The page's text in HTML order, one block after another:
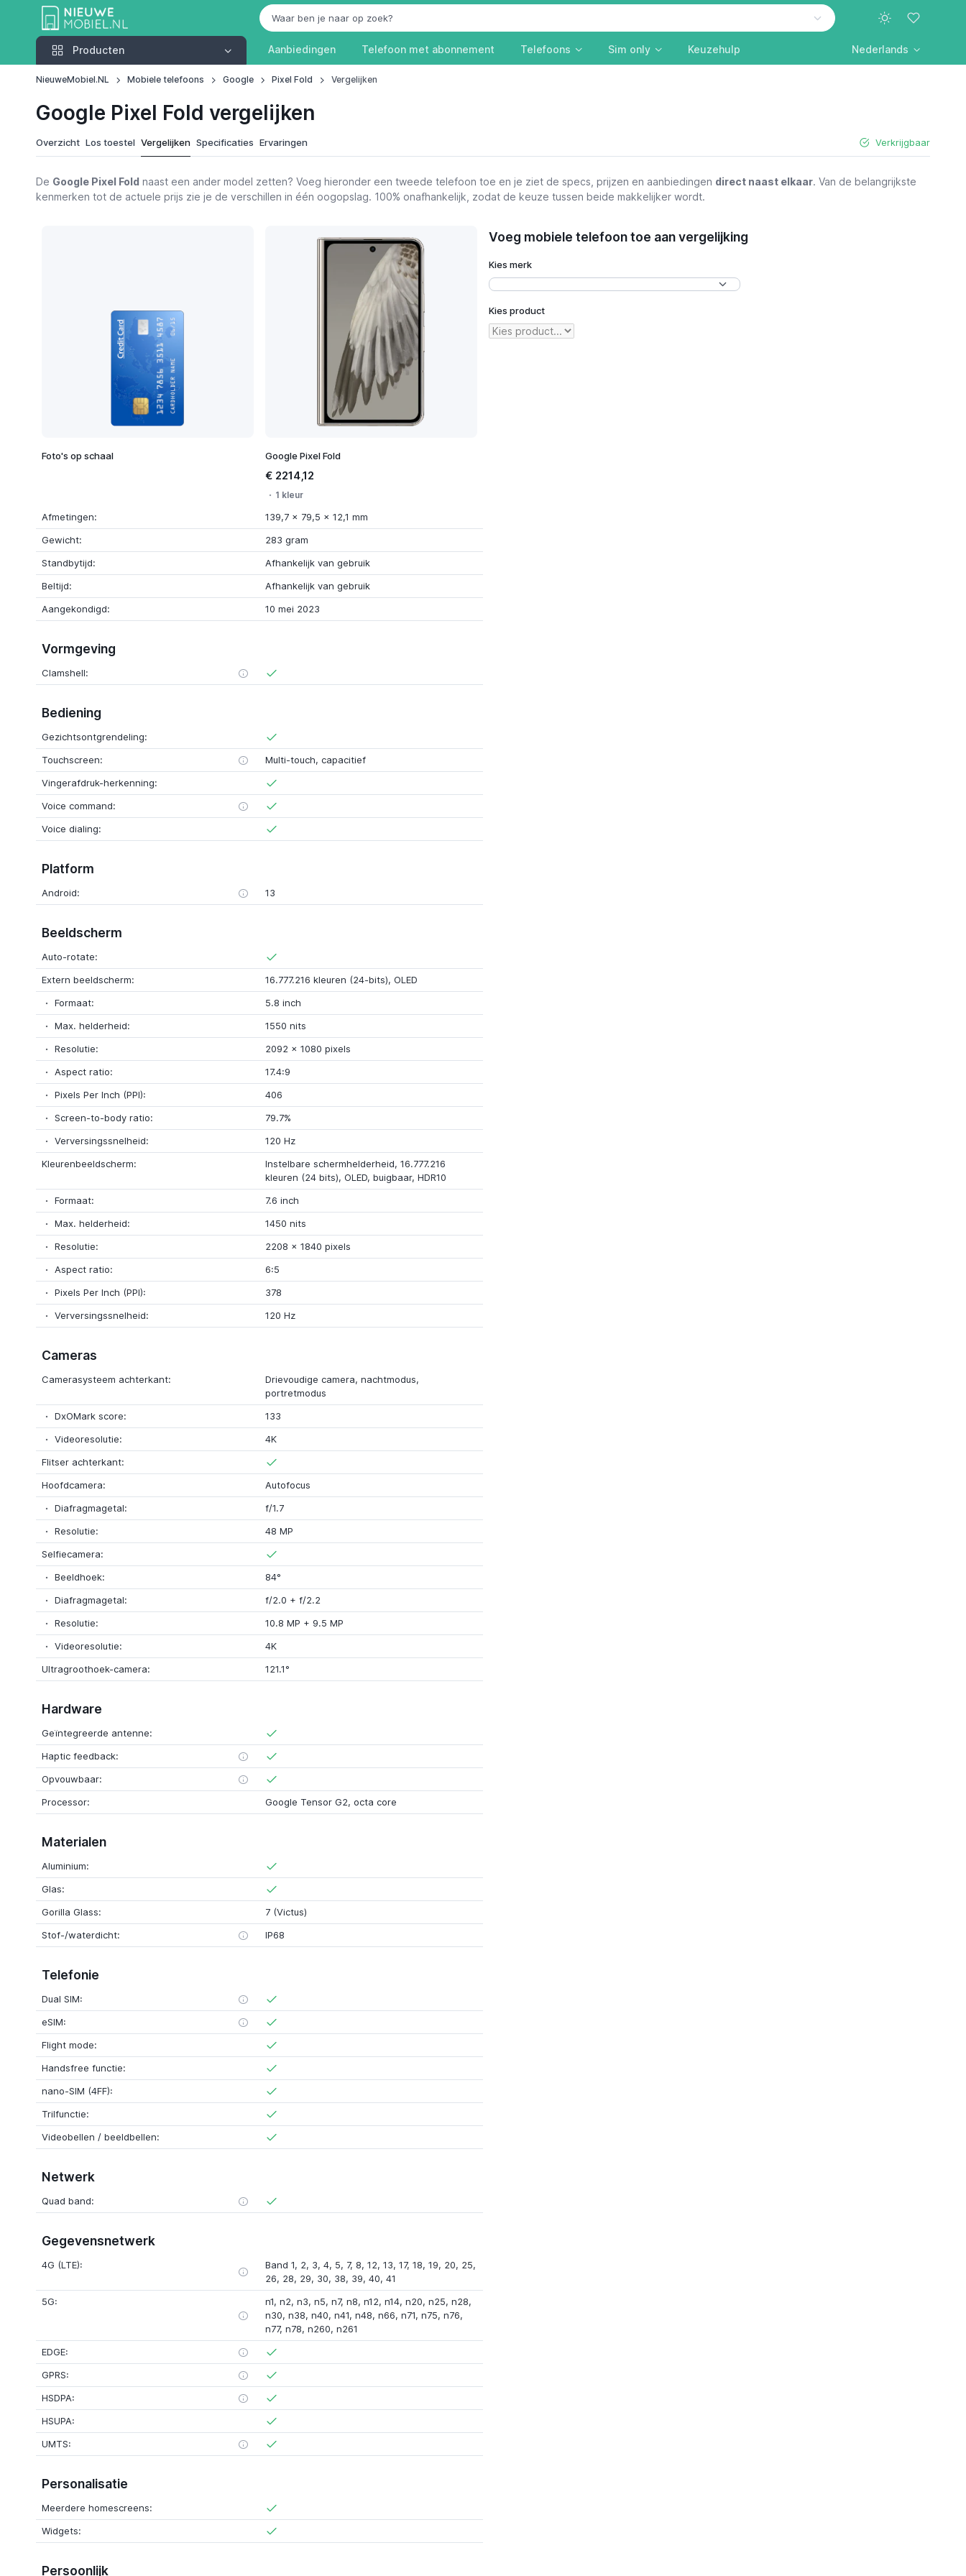
Producten
Producten Aanbiedingen Telefoon met abonnement Telefoons Sim only Keuzehulp Nederlands
NieuweMobiel.NL Mobiele telefoons Google Pixel Fold Vergelijken
Google Pixel Fold vergelijken
Overzicht Los toestel Vergelijken Specificaties Ervaringen Verkrijgbaar
Functies
Bekijk prijzen
De Google Pixel Fold naast een ander model zetten? Voeg hieronder een tweede telefoon toe en je ziet de specs, prijzen en aanbiedingen direct naast elkaar. Van de belangrijkste
kenmerken tot de actuele prijs zie je de verschillen in één oogopslag. 100% onafhankelijk, zodat de keuze tussen beide makkelijker wordt.
Foto's op schaal Google Pixel Fold
€ 2214,12
1 kleur
Voeg mobiele telefoon toe aan vergelijking
Kies merk
Kies product
Afmetingen:
139,7 x 79,5 x 12,1 mm
Gewicht:
283 gram
Standbytijd:
Afhankelijk van gebruik
Beltijd:
Afhankelijk van gebruik
Aangekondigd:
10 mei 2023
Vormgeving
Clamshell:
Bediening
Gezichtsontgrendeling:
Touchscreen:
Multi-touch, capacitief
Vingerafdruk-herkenning:
Voice command:
Voice dialing:
Platform
Android: 13
Beeldscherm
Auto-rotate:
Extern beeldscherm:
16.777.216 kleuren (24-bits), OLED
Formaat:
5.8 inch
Max. helderheid:
1550 nits
Resolutie:
2092 x 1080 pixels
Aspect ratio:
17.4:9
Pixels Per Inch (PPI):
406
Screen-to-body ratio:
79.7%
Verversingssnelheid:
120 Hz
Kleurenbeeldscherm:
Instelbare schermhelderheid, 16.777.216
kleuren (24 bits), OLED, buigbaar, HDR10
Formaat:
7.6 inch
Max. helderheid:
1450 nits
Resolutie:
2208 x 1840 pixels
Aspect ratio:
6:5
Pixels Per Inch (PPI):
378
Verversingssnelheid:
120 Hz
Cameras
Camerasysteem achterkant:
Drievoudige camera, nachtmodus,
portretmodus
DxOMark score:
133
Videoresolutie:
4K
Flitser achterkant:
Hoofdcamera:
Autofocus
Diafragmagetal:
f/1.7
Resolutie:
48 MP
Selfiecamera:
Beeldhoek:
84°
Diafragmagetal:
f/2.0 + f/2.2
Resolutie:
10.8 MP + 9.5 MP
Videoresolutie:
4K
Ultragroothoek-camera:
121.1°
Hardware
Geïntegreerde antenne:
Haptic feedback:
Opvouwbaar:
Processor:
Google Tensor G2, octa core
Materialen
Aluminium:
Glas:
Gorilla Glass:
7 (Victus)
Stof-/waterdicht:
IP68
Telefonie
Dual SIM:
eSIM:
Flight mode:
Handsfree functie:
nano-SIM (4FF):
Trilfunctie:
Videobellen / beeldbellen:
Netwerk
Quad band:
Gegevensnetwerk
4G (LTE):
Band 1, 2, 3, 4, 5, 7, 8, 12, 13, 17, 18, 19, 20, 25,
26, 28, 29, 30, 38, 39, 40, 41
5G:
n1, n2, n3, n5, n7, n8, n12, n14, n20, n25, n28,
n30, n38, n40, n41, n48, n66, n71, n75, n76,
n77, n78, n260, n261
EDGE:
GPRS:
HSDPA:
HSUPA:
UMTS:
Personalisatie
Meerdere homescreens:
Widgets:
Persoonlijk